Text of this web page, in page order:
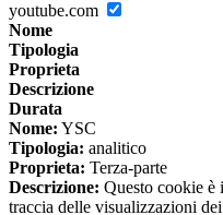
youtube.com
Nome
Tipologia
Proprieta
Descrizione
Durata
Nome: YSC
Tipologia: analitico
Proprieta: Terza-parte
Descrizione: Questo cookie è
traccia delle visualizzazioni